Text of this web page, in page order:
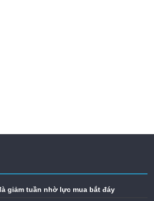
giảm tuần nhờ lực mua bắt đáy